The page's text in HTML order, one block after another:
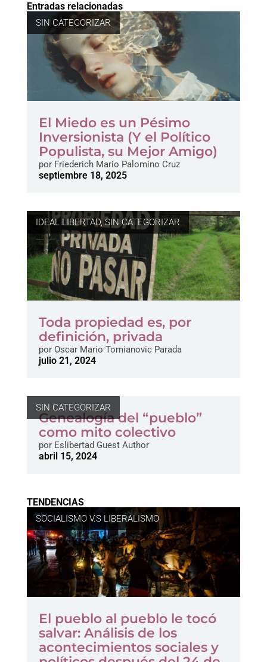
Entradas relacionadas
SIN CATEGORIZAR
El Miedo es un Pésimo
Inversionista (Y el Político
Populista, su Mejor Amigo)
porFriederich Mario Palomino Cruz
septiembre 18, 2025
IDEAL LIBERTAD,SIN CATEGORIZAR
Toda propiedad es, por
definición, privada
porOscar Mario Tomianovic Parada
julio 21, 2024
SIN CATEGORIZAR
Genealogía del “pueblo”
como mito colectivo
porEslibertad Guest Author
abril 15, 2024
TENDENCIAS
SOCIALISMO V.S LIBERALISMO
El pueblo al pueblo le tocó
salvar: Análisis de los
acontecimientos sociales y